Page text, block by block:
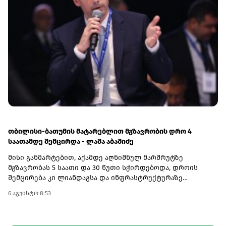
ენიჭება, რაც მოგების შანსს ზრდის.კამპანიაში
მონაწილეობა ემიგრანტებსაც შეუძლიათ. ამისთვის
საჭიროა, გზავნილი საკუთარ თავს გამოუგზავნონ, ხოლო
თანხა საქართველოს ბანკის მობილბანკის ან
ინტერნეტბანკის საშუალებით გაანაღდონ.გზავნილის
კამპანიის შესახებ ყველა საჭირო ინფორმაციას გაეცანით
ამ ბმულზე.(R)
თბილისი-ბათუმის მატარებლით მგზავრობის დრო 4
საათამდე შემცირდა - ლაშა აბაშიძე
მისი განმარტებით, აქამდე აღნიშნულ მარშრუტზე
მგზავრობას 5 საათი და 30 წუთი სჭირდებოდა, დროის
შემცირება კი ლიანდაგსა და ინფრასტრუქტურაზე
შესაძლებელი.„ეს საკმაოდ მნიშვნელოვანი გაუმჯობესებაა.
6 აგვისტო 8:53